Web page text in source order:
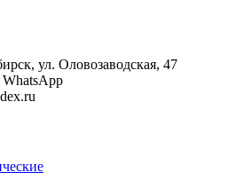
ул. Оловозаводская, 47